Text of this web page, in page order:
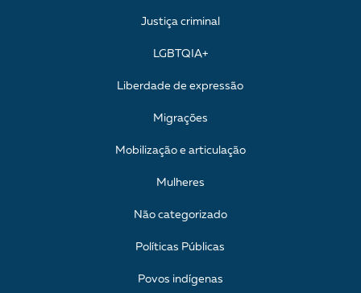
Justiça criminal
LGBTQIA+
Liberdade de expressão
Migrações
Mobilização e articulação
Mulheres
Não categorizado
Políticas Públicas
Povos indígenas